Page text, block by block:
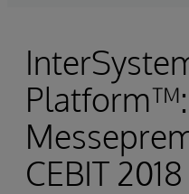
CEBIT 2018